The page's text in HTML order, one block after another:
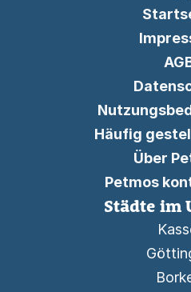
Häufig
Über
Petmos
Städte im